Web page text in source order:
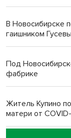
В Новосибирске
гаишником
Под
фабрике
Житель Купино
матери от